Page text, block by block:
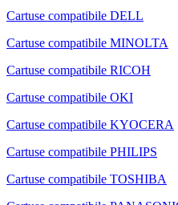
Cartuse compatibile DELL
Cartuse compatibile MINOLTA
Cartuse compatibile RICOH
Cartuse compatibile OKI
Cartuse compatibile KYOCERA
Cartuse compatibile PHILIPS
Cartuse compatibile TOSHIBA